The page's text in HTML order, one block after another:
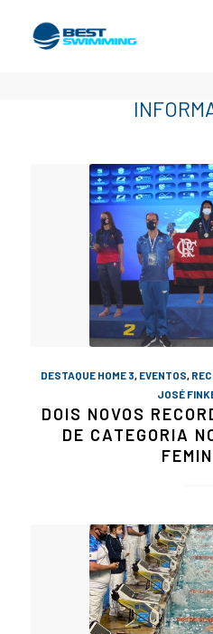
DESTAQUE HOME 3, EVENTOS,
JOSÉ
DOIS NOVOS
DE CATEGORIA